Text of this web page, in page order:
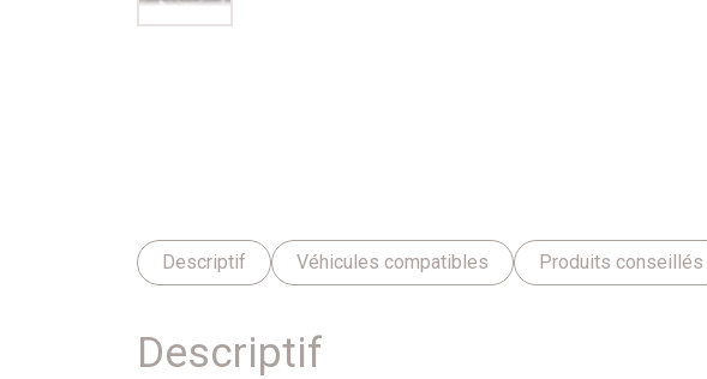
Descriptif Véhicules compatibles Produits conseillés
Descriptif